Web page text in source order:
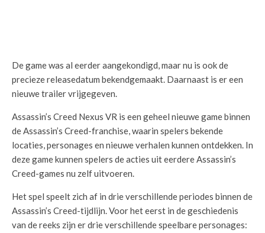
De game was al eerder aangekondigd, maar nu is ook de
precieze releasedatum bekendgemaakt. Daarnaast is er een
nieuwe trailer vrijgegeven.
Assassin’s Creed Nexus VR is een geheel nieuwe game binnen
de Assassin’s Creed-franchise, waarin spelers bekende
locaties, personages en nieuwe verhalen kunnen ontdekken. In
deze game kunnen spelers de acties uit eerdere Assassin’s
Creed-games nu zelf uitvoeren.
Het spel speelt zich af in drie verschillende periodes binnen de
Assassin’s Creed-tijdlijn. Voor het eerst in de geschiedenis
van de reeks zijn er drie verschillende speelbare personages: